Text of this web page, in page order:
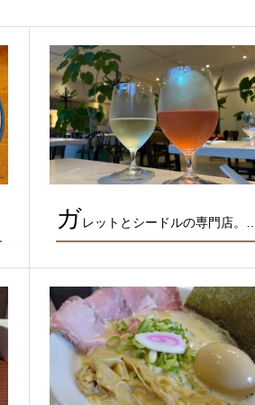
ガレットとシードルの専門店。